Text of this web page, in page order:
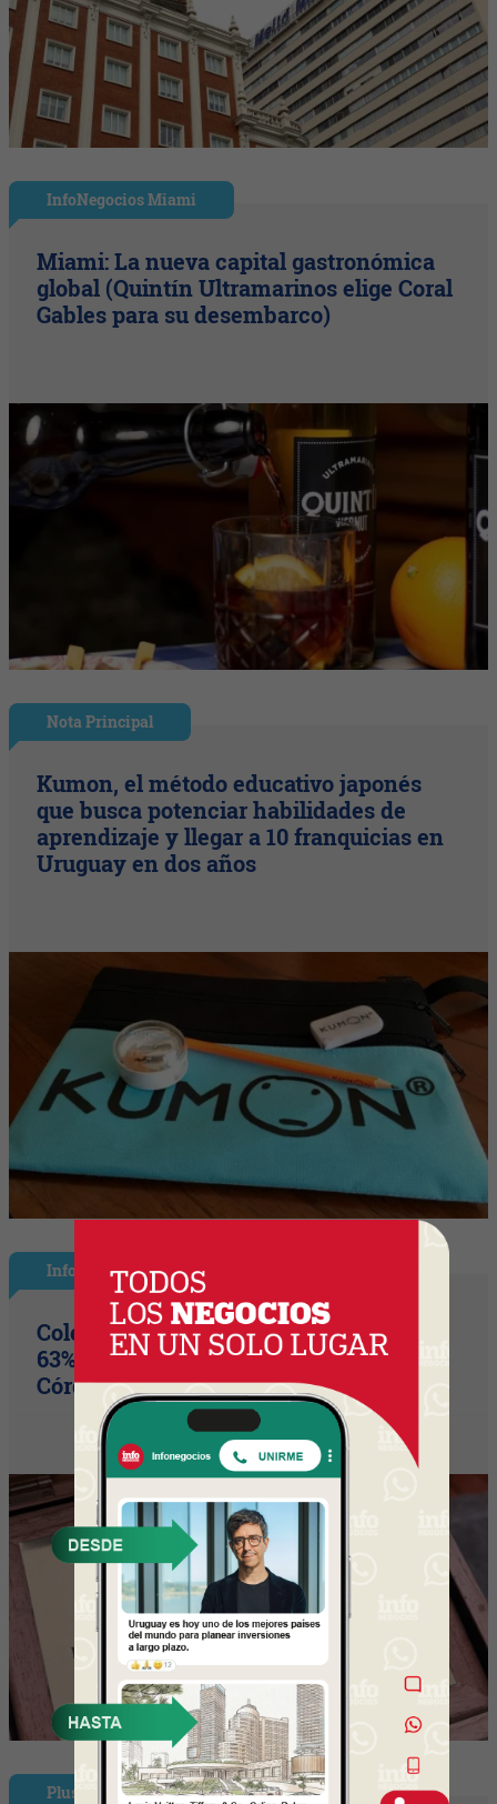
InfoNegocios Miami
Miami: La nueva capital gastronómica
global (Quintín Ultramarinos elige Coral
Gables para su desembarco)
Nota Principal
Kumon, el método educativo japonés
que busca potenciar habilidades de
aprendizaje y llegar a 10 franquicias en
Uruguay en dos años
InfoNegocios Miami
Colegio Monserrat: 339 años de historia,
63% de los votos y un puente cultural
Córdoba (Arg) y Florida que es un hito
Plus